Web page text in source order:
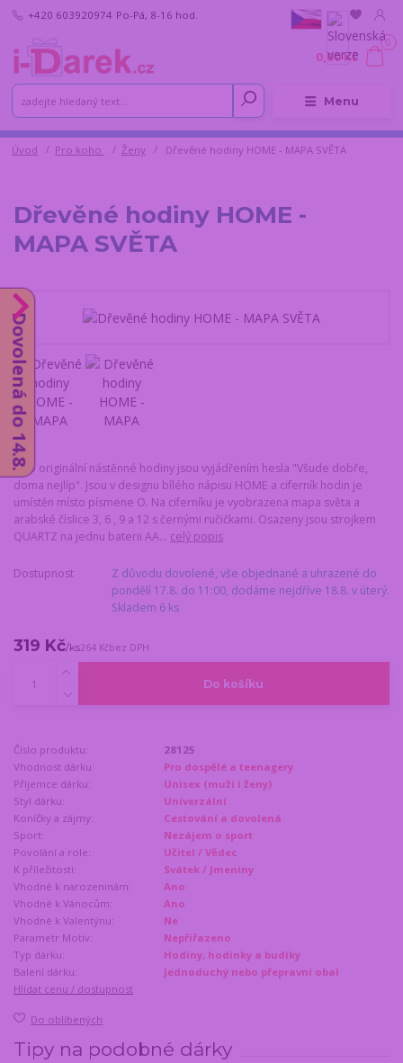
Menu
+420 603920974 Po-Pá, 8-16 hod.
0
0,00 Kč
Úvod Pro koho Ženy Dřevěné hodiny HOME - MAPA SVĚTA
Dřevěné hodiny HOME -
MAPA SVĚTA
Tyto originální nástěnné hodiny jsou vyjádřením hesla "Všude dobře,
doma nejlíp". Jsou v designu bílého nápisu HOME a ciferník hodin je
umístěn místo písmene O. Na ciferníku je vyobrazena mapa světa a
arabské číslice 3, 6 , 9 a 12 s černými ručičkami. Osazeny jsou strojkem
QUARTZ na jednu baterii AA... celý popis
Dostupnost
Z důvodu dovolené, vše objednané a uhrazené do
pondělí 17.8. do 11:00, dodáme nejdříve 18.8. v úterý.
Skladem 6 ks
319 Kč/ks264 Kčbez DPH
Do košíku
Číslo produktu:
28125
Vhodnost dárku:
Pro dospělé a teenagery
Příjemce dárku:
Unisex (muži i ženy)
Styl dárku:
Univerzální
Koníčky a zájmy:
Cestování a dovolená
Sport:
Nezájem o sport
Povolání a role:
Učitel / Vědec
K příležitosti:
Svátek / Jmeniny
Vhodné k narozeninám:
Ano
Vhodné k Vánocům:
Ano
Vhodné k Valentýnu:
Ne
Parametr Motiv:
Nepřiřazeno
Typ dárku:
Hodiny, hodinky a budíky
Balení dárku:
Jednoduchý nebo přepravní obal
Hlídat cenu / dostupnost
Do oblíbených
Tipy na podobné dárky
Dovolená do 14.8.